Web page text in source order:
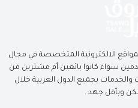
الالكترونية المتخصصة في مجال
سواء كانوا بائعين أم مشترين من
بجميع الدول العربية خلال
وبأقل جهد .